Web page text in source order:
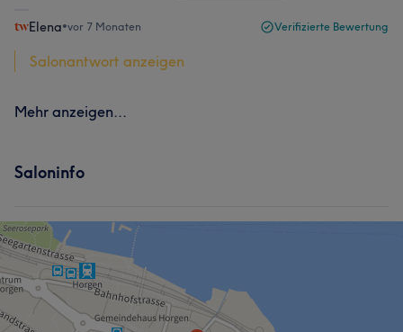
Elena•vor 7 Monaten Verifizierte Bewertung
Salonantwort anzeigen
Mehr anzeigen...
Saloninfo